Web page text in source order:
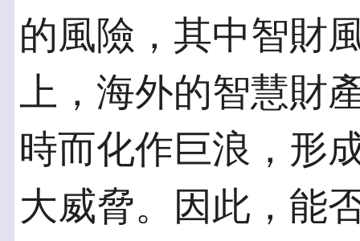
的風險，其中智財
上，海外的智慧財
時而化作巨浪，形
大威脅。因此，能